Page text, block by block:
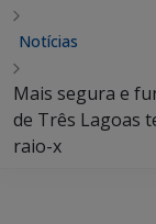
Notícias
Mais segura e
de Três Lagoas
raio-x